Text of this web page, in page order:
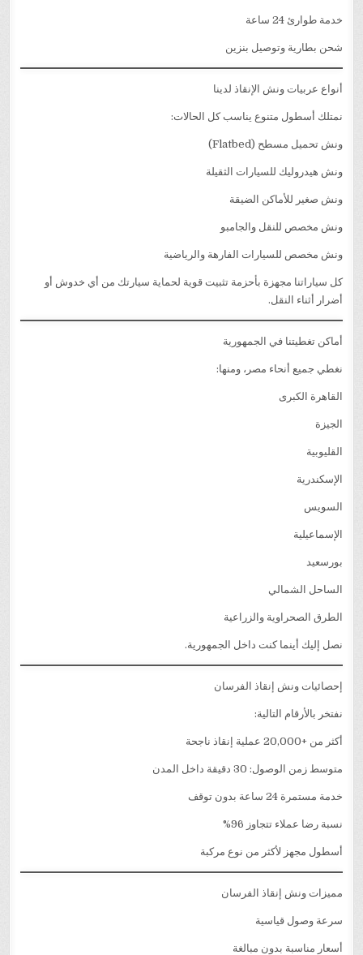
خدمة طوارئ 24 ساعة
شحن بطارية وتوصيل بنزين
أنواع عربيات ونش الإنقاذ لدينا
نمتلك أسطول متنوع يناسب كل الحالات:
ونش تحميل مسطح (Flatbed)
ونش هيدروليك للسيارات الثقيلة
ونش صغير للأماكن الضيقة
ونش مخصص للنقل والجامبو
ونش مخصص للسيارات الفارهة والرياضية
كل سياراتنا مجهزة بأحزمة تثبيت قوية لحماية سيارتك من أي خدوش أو
أضرار أثناء النقل.
أماكن تغطيتنا في الجمهورية
نغطي جميع أنحاء مصر، ومنها:
القاهرة الكبرى
الجيزة
القليوبية
الإسكندرية
السويس
الإسماعيلية
بورسعيد
الساحل الشمالي
الطرق الصحراوية والزراعية
نصل إليك أينما كنت داخل الجمهورية.
إحصائيات ونش إنقاذ الفرسان
نفتخر بالأرقام التالية:
أكثر من +20,000 عملية إنقاذ ناجحة
متوسط زمن الوصول: 30 دقيقة داخل المدن
خدمة مستمرة 24 ساعة بدون توقف
نسبة رضا عملاء تتجاوز 96%
أسطول مجهز لأكثر من نوع مركبة
مميزات ونش إنقاذ الفرسان
سرعة وصول قياسية
أسعار مناسبة بدون مبالغة